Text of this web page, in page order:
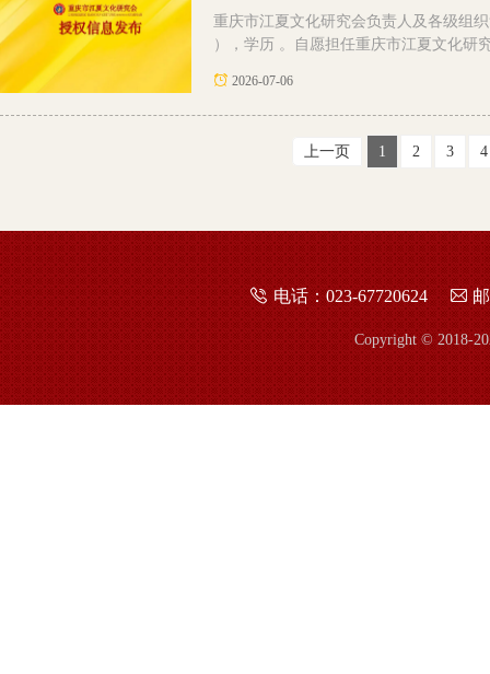
重庆市江夏文化研究会负责人及各级组
），学历 。自愿担任重庆市江夏文化研
2026-07-06
上一页 1 2 3 4
电话：023-67720624
Copyright © 2018-